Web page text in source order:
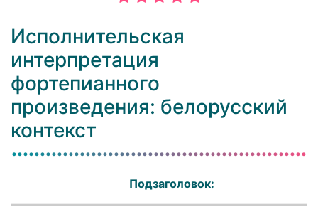
Исполнительская
интерпретация
фортепианного
произведения: белорусский
контекст
Подзаголовок: